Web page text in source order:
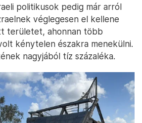
politikusok pedig már arról
véglegesen el kellene
területet, ahonnan több
kénytelen északra menekülni.
nagyjából tíz százaléka.